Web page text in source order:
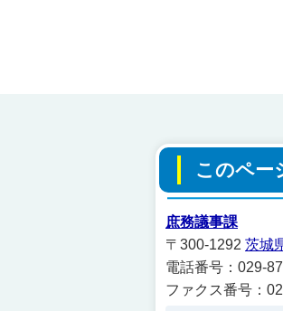
このペー
庶務議事課
〒300-1292 茨城
電話番号：029-
ファクス番号：